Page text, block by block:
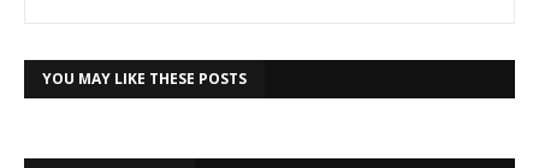
YOU MAY LIKE THESE POSTS